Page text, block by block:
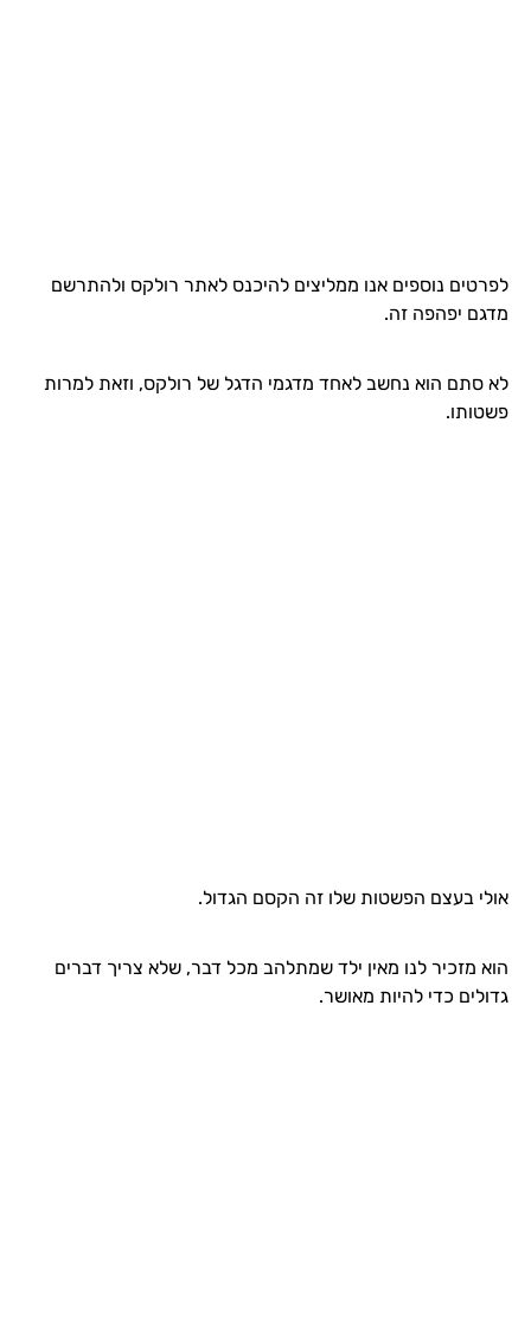
לפרטים נוספים אנו ממליצים להיכנס לאתר רולקס ולהתרשם
מדגם יפהפה זה.
לא סתם הוא נחשב לאחד מדגמי הדגל של רולקס, וזאת למרות
פשטותו.
אולי בעצם הפשטות שלו זה הקסם הגדול.
הוא מזכיר לנו מאין ילד שמתלהב מכל דבר, שלא צריך דברים
גדולים כדי להיות מאושר.